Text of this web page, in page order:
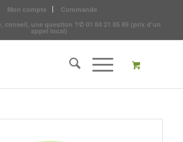
Mon compte
Commande
conseil, une question ?✆ 01 84 21 85 89 (prix d'un
appel local)